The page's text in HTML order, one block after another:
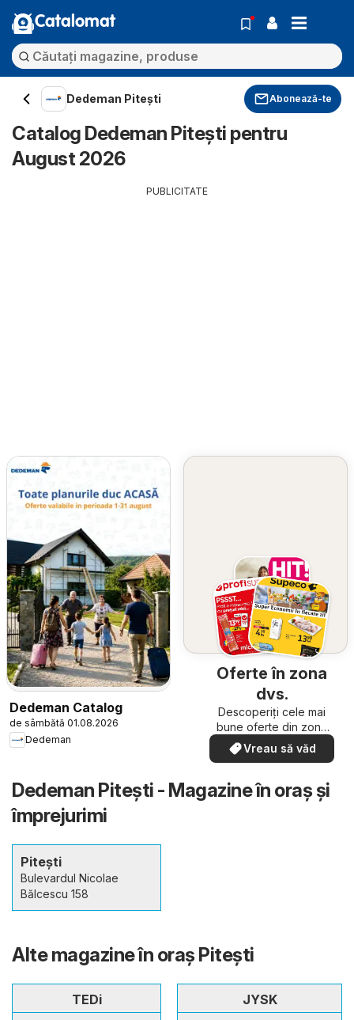
Catalomat
Dedeman Pitești Abonează-te
Catalog Dedeman Pitești pentru
August 2026
PUBLICITATE
Dedeman Catalog
de sâmbătă 01.08.2026
Dedeman
Oferte în zona
dvs.
Descoperiți cele mai
bune oferte din zona
dumneavoastră
Vreau să văd
Dedeman Pitești - Magazine în oraş şi
împrejurimi
Pitești
Bulevardul Nicolae
Bălcescu 158
Alte magazine în oraş Pitești
TEDi
JYSK